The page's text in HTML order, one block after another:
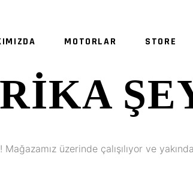
MOTORLAR STORE
üzerinde çalışılıyor ve